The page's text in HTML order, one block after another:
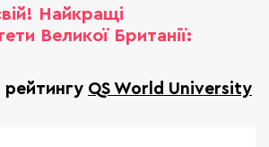
Найкращі
Великої Британії:
рейтингу QS World University